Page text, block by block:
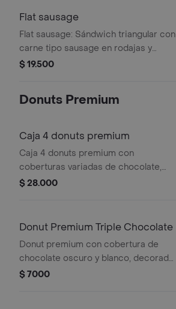
Flat sausage
Flat sausage: Sándwich triangular con
carne tipo sausage en rodajas y
queso fundido.
$ 19.500
Donuts Premium
Caja 4 donuts premium
Caja 4 donuts premium con
coberturas variadas de chocolate,
caramelo, chispas y galletas
$ 28.000
Donut Premium Triple Chocolate
Donut premium con cobertura de
chocolate oscuro y blanco, decorada
con chispas de chocolate.
$ 7000